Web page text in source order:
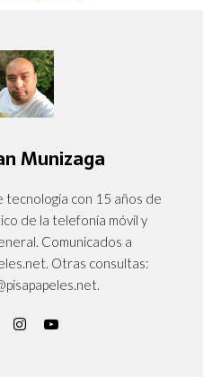
Munizaga
tecnología con 15 años de
de la telefonía móvil y
Comunicados a
Otras consultas: